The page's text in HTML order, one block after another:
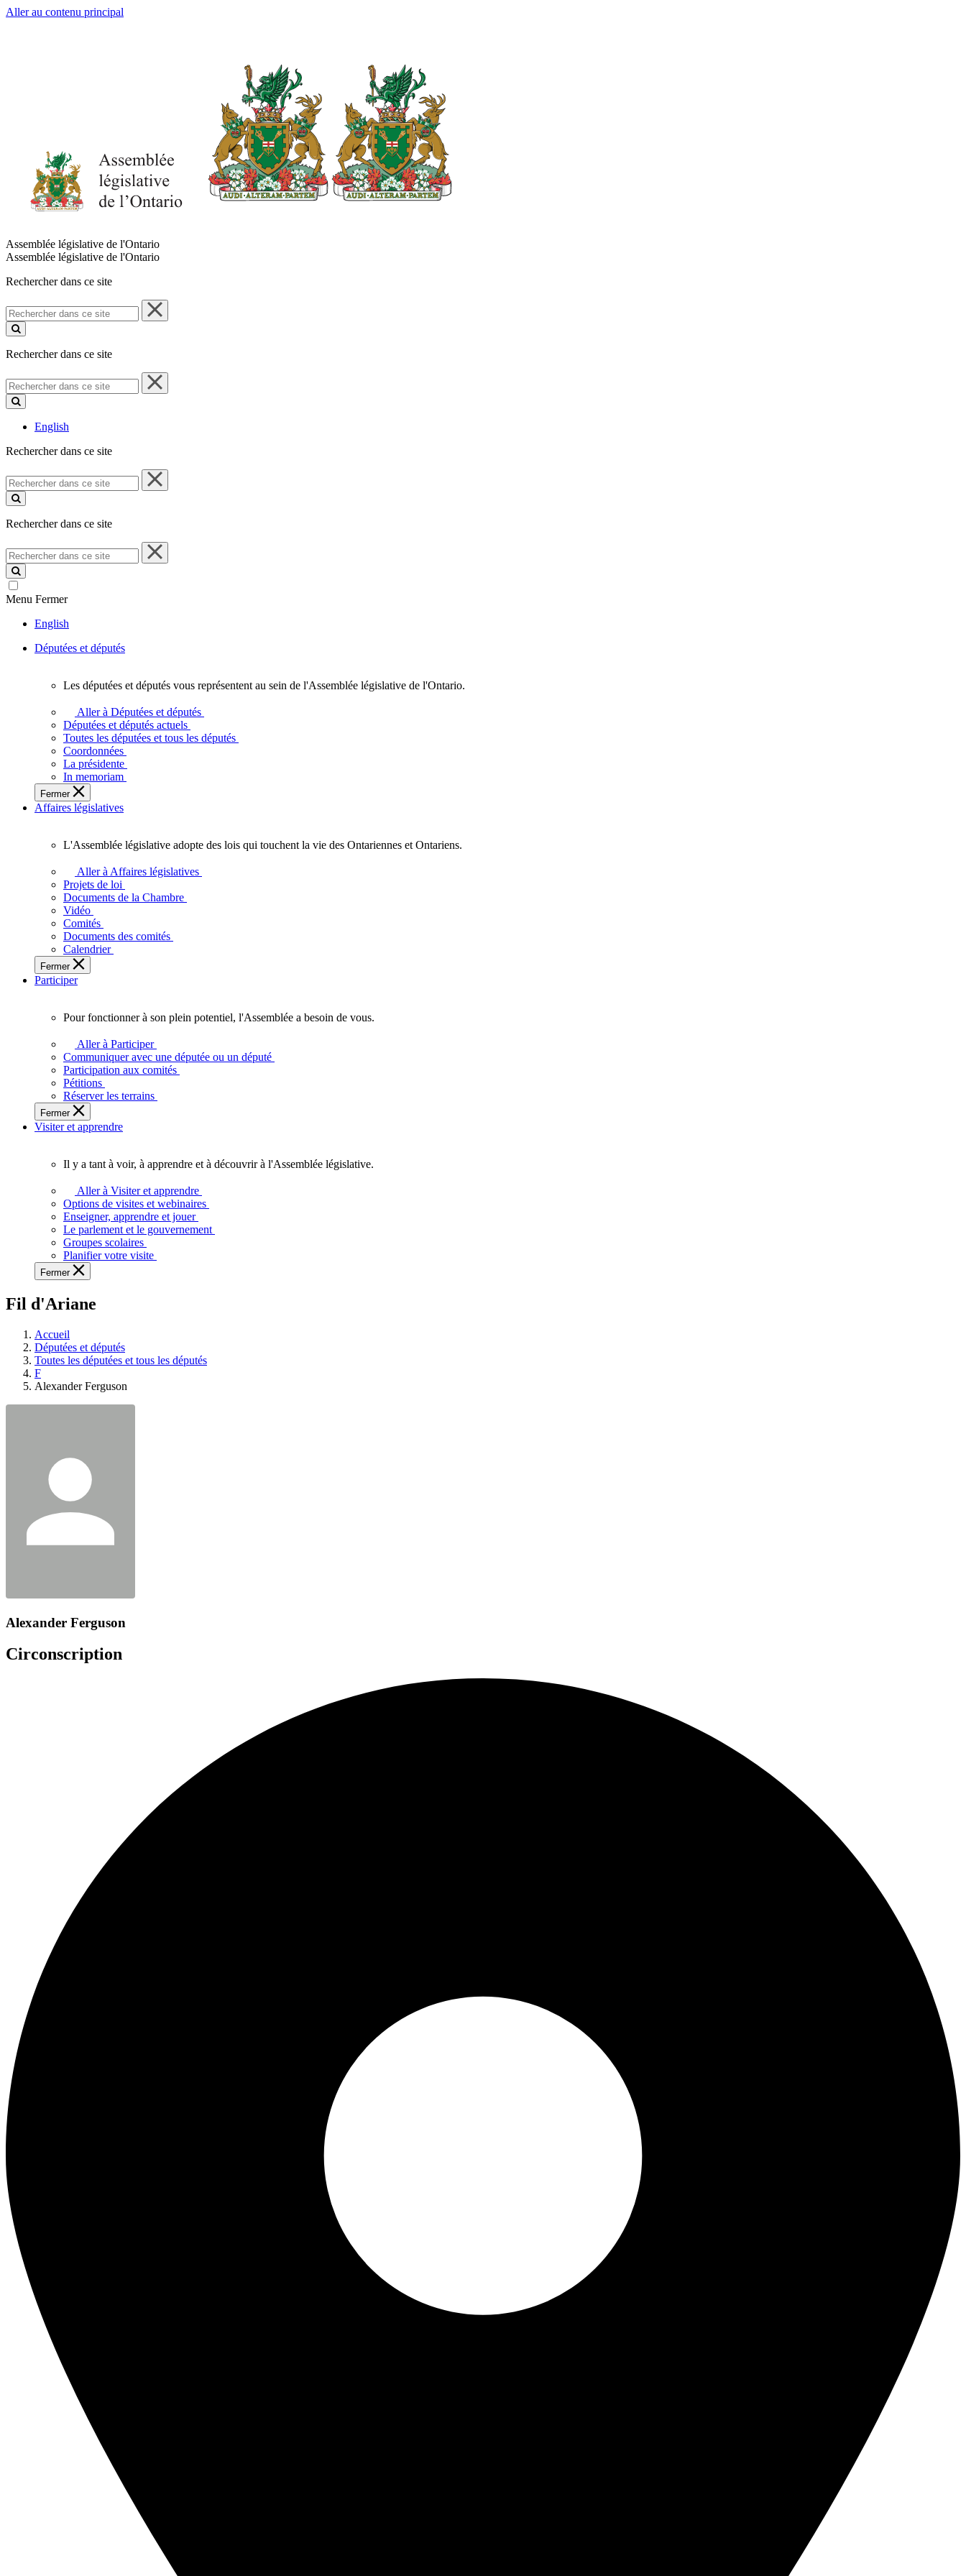
Aller au contenu principal
Assemblée législative de l'Ontario
Assemblée législative de l'Ontario
Rechercher dans ce site
Rechercher
dans
ce
Rechercher dans ce site
Rechercher
dans
ce
English
Rechercher dans ce site
Rechercher
dans
ce
Rechercher dans ce site
Rechercher
dans
ce
site
Menu Fermer
English
Députées et députés
députées
députés
vous
représentent
sein
de
l'Assemblée
l'Ontario.
Les députées et députés vous représentent au sein de l'Assemblée législative de l'Ontario.
Aller à Députées et députés
Députées et députés actuels
Toutes les députées et tous les députés
Coordonnées
La présidente
In memoriam
Fermer
Affaires législatives
législative
adopte
touchent
vie
des
Ontariennes
Ontariens.
L'Assemblée législative adopte des lois qui touchent la vie des Ontariennes et Ontariens.
Aller à Affaires législatives
Projets de loi
Documents de la Chambre
Vidéo
Comités
Documents des comités
Calendrier
Fermer
Participer
fonctionner
plein
potentiel,
l'Assemblée
a
besoin
Pour fonctionner à son plein potentiel, l'Assemblée a besoin de vous.
Aller à Participer
Communiquer avec une députée ou un député
Participation aux comités
Pétitions
Réserver les terrains
Fermer
Visiter et apprendre
voir,
apprendre
et
découvrir
l'Assemblée
législative.
Il y a tant à voir, à apprendre et à découvrir à l'Assemblée législative.
Aller à Visiter et apprendre
Options de visites et webinaires
Enseigner, apprendre et jouer
Le parlement et le gouvernement
Groupes scolaires
Planifier votre visite
Fermer
Fil d'Ariane
Accueil
Députées et députés
Toutes les députées et tous les députés
F
Alexander Ferguson
Alexander Ferguson
Circonscription